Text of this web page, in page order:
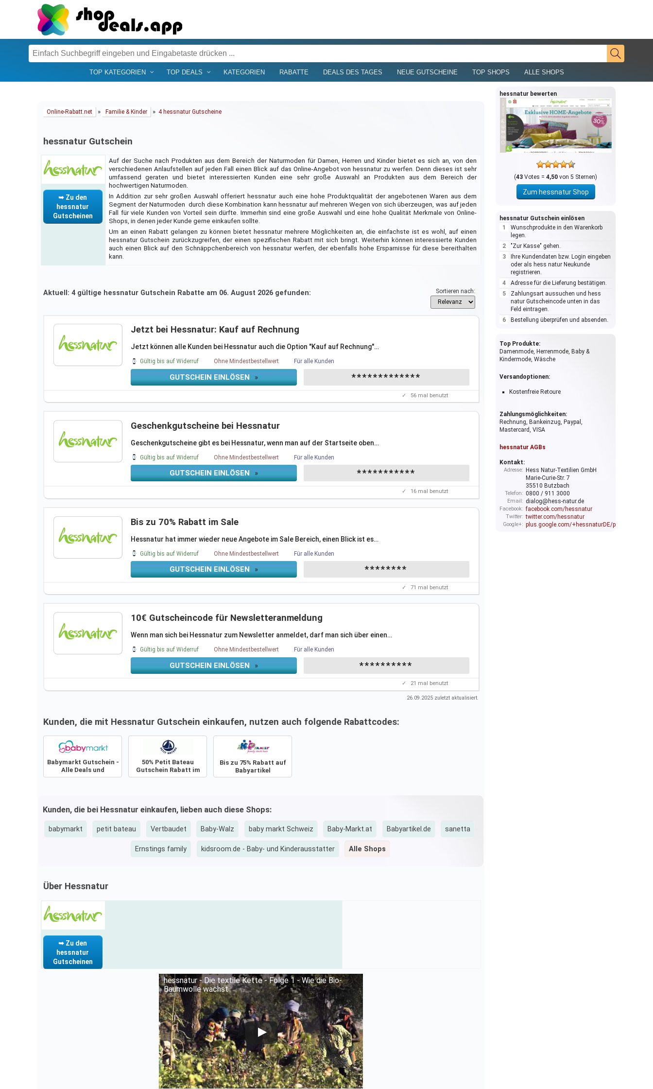
TOP KATEGORIEN TOP DEALS KATEGORIEN RABATTE DEALS DES TAGES NEUE GUTSCHEINE TOP SHOPS ALLE SHOPS
Online-Rabatt.net » Familie & Kinder » 4 hessnatur Gutscheine
hessnatur Gutschein
➥ Zu den
hessnatur
Gutscheinen
Auf der Suche nach Produkten aus dem Bereich der Naturmoden für Damen, Herren und Kinder bietet es sich an, von den
verschiedenen Anlaufstellen auf jeden Fall einen Blick auf das Online-Angebot von hessnatur zu werfen. Denn dieses ist sehr
umfassend geraten und bietet interessierten Kunden eine sehr große Auswahl an Produkten aus dem Bereich der
hochwertigen Naturmoden.
In Addition zur sehr großen Auswahl offeriert hessnatur auch eine hohe Produktqualität der angebotenen Waren aus dem
Segment der Naturmoden  durch diese Kombination kann hessnatur auf mehreren Wegen von sich überzeugen, was auf jeden
Fall für viele Kunden von Vorteil sein dürfte. Immerhin sind eine große Auswahl und eine hohe Qualität Merkmale von Online-
Shops, in denen jeder Kunde gerne einkaufen sollte.
Um an einen Rabatt gelangen zu können bietet hessnatur mehrere Möglichkeiten an, die einfachste ist es wohl, auf einen
hessnatur Gutschein zurückzugreifen, der einen spezifischen Rabatt mit sich bringt. Weiterhin können interessierte Kunden
auch einen Blick auf den Schnäppchenbereich von hessnatur werfen, der ebenfalls hohe Ersparnisse für diese bereithalten
kann.
Aktuell: 4 gültige hessnatur Gutschein Rabatte am 06. August 2026 gefunden: Sortieren nach:
Jetzt bei Hessnatur: Kauf auf Rechnung
Jetzt können alle Kunden bei Hessnatur auch die Option "Kauf auf Rechnung"…
Gültig bis auf Widerruf Ohne Mindestbestellwert Für alle Kunden
GUTSCHEIN EINLÖSEN » *************
✓ 56 mal benutzt
Geschenkgutscheine bei Hessnatur
Geschenkgutscheine gibt es bei Hessnatur, wenn man auf der Startseite oben…
Gültig bis auf Widerruf Ohne Mindestbestellwert Für alle Kunden
GUTSCHEIN EINLÖSEN » ***********
✓ 16 mal benutzt
Bis zu 70% Rabatt im Sale
Hessnatur hat immer wieder neue Angebote im Sale Bereich, einen Blick ist es…
Gültig bis auf Widerruf Ohne Mindestbestellwert Für alle Kunden
GUTSCHEIN EINLÖSEN » ********
✓71 mal benutzt
10€ Gutscheincode für Newsletteranmeldung
Wenn man sich bei Hessnatur zum Newsletter anmeldet, darf man sich über einen…
Gültig bis auf Widerruf Ohne Mindestbestellwert Für alle Kunden
GUTSCHEIN EINLÖSEN » **********
✓ 21 mal benutzt
26.09.2025 zuletzt aktualisiert.
Kunden, die mit Hessnatur Gutschein einkaufen, nutzen auch folgende Rabattcodes:
Babymarkt Gutschein -
Alle Deals und
Angebote
50% Petit Bateau
Gutschein Rabatt im
Sale
Bis zu 75% Rabatt auf
Babyartikel
Kunden, die bei Hessnatur einkaufen, lieben auch diese Shops:
babymarkt petit bateau Vertbaudet Baby-Walz baby markt Schweiz Baby-Markt.at Babyartikel.de sanetta
Ernstings family kidsroom.de - Baby- und Kinderausstatter Alle Shops
Über Hessnatur
➥ Zu den
hessnatur
Gutscheinen
hessnatur - Die textile Kette - Folge 1 - Wie die Bio-
Baumwolle wächst
hessnatur bewerten
(43 Votes = 4,50 von 5 Sternen)
Zum hessnatur Shop
hessnatur Gutschein einlösen
Wunschprodukte in den Warenkorb
legen.
"Zur Kasse" gehen.
Ihre Kundendaten bzw. Login eingeben
oder als hess natur Neukunde
registrieren.
Adresse für die Lieferung bestätigen.
Zahlungsart aussuchen und hess
natur Gutscheincode unten in das
Feld eintragen.
Bestellung überprüfen und absenden.
Top Produkte:
Damenmode, Herrenmode, Baby &
Kindermode, Wäsche
Versandoptionen:
Kostenfreie Retoure
Zahlungsmöglichkeiten:
Rechnung, Bankeinzug, Paypal,
Mastercard, VISA
hessnatur AGBs
Kontakt:
Adresse:
Hess Natur-Textilien GmbH
Marie-Curie-Str. 7
35510 Butzbach
Telefon: 0800 / 911 3000
Email: dialog@hess-natur.de
Facebook: facebook.com/hessnatur
Twitter: twitter.com/hessnatur
Google+: plus.google.com/+hessnaturDE/posts